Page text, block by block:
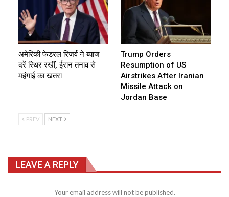
अमेरिकी फेडरल रिजर्व ने ब्याज
दरें स्थिर रखीं, ईरान तनाव से
महंगाई का खतरा
Trump Orders
Resumption of US
Airstrikes After Iranian
Missile Attack on
Jordan Base
PREV NEXT
LEAVE A REPLY
Your email address will not be published.